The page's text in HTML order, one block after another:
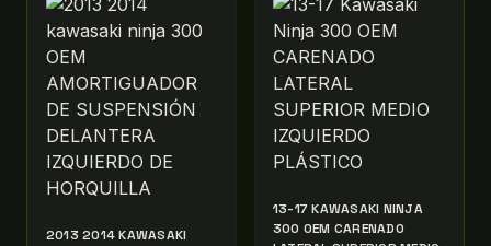
2013 2014 KAWASAKI
13-17 KAWASAKI NINJA
300 OEM CARENADO